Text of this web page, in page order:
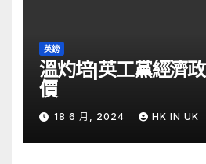
英鎊
溫灼培|英工黨經濟
價
18 6 月, 2024 HK IN UK